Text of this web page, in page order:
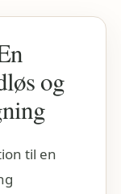
og
til en